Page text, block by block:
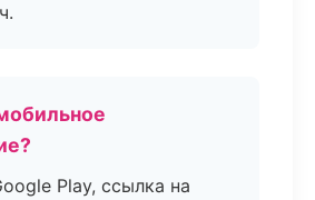
Play, ссылка на